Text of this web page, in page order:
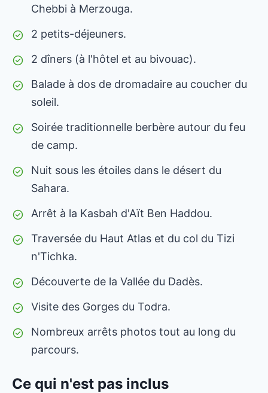
Chebbi à Merzouga.
2 petits-déjeuners.
2 dîners (à l'hôtel et au bivouac).
Balade à dos de dromadaire au coucher du
soleil.
Soirée traditionnelle berbère autour du feu
de camp.
Nuit sous les étoiles dans le désert du
Sahara.
Arrêt à la Kasbah d'Aït Ben Haddou.
Traversée du Haut Atlas et du col du Tizi
n'Tichka.
Découverte de la Vallée du Dadès.
Visite des Gorges du Todra.
Nombreux arrêts photos tout au long du
parcours.
Ce qui n'est pas inclus